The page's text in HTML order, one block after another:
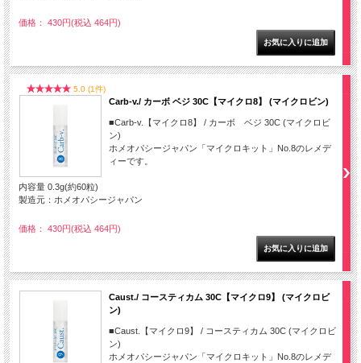
価格： 430円(税込 464円)
5.0 (1件)
Carb-v./ カーボ ベジ 30C【マイクロ8】 (マイクロビン)
■Carb-v.【マイクロ8】 / カーボ ベジ 30C (マイクロビ
ン)
ホメオパシージャパン「マイクロキット」No.8のレメデ
ィーです。
内容量 0.3g(約60粒)
製造元：ホメオパシージャパン
価格： 430円(税込 464円)
Caust./ コースティカム 30C【マイクロ9】 (マイクロビ
ン)
■Caust.【マイクロ9】 / コースティカム 30C (マイクロビ
ン)
ホメオパシージャパン「マイクロキット」No.8のレメデ